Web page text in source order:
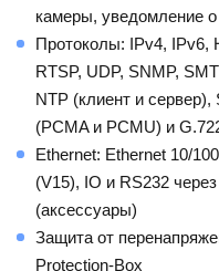
камеры, уведомление
Протоколы: IPv4, IPv6,
RTSP, UDP, SNMP,
NTP (клиент и сервер),
(PCMA и PCMU) и
Ethernet: Ethernet 10/
(V15), IO и RS232
(аксессуары)
Защита от
Protection-Box